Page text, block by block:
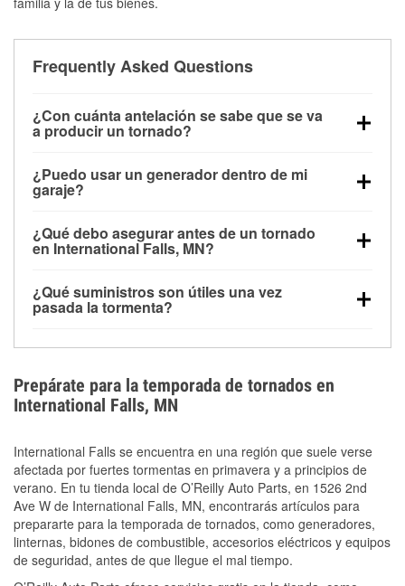
Frequently Asked Questions
¿Con cuánta antelación se sabe que se va
a producir un tornado?
forman sin apenas previo aviso. Las alertas pueden
emitirse minutos antes de que toquen tierra, por lo
¿Puedo usar un generador dentro de mi
garaje?
una distancia mínima de 20 pies de puertas y
ventanas, para evitar la acumulación de monóxido
¿Qué debo asegurar antes de un tornado
en International Falls, MN?
trampolines y cualquier objeto suelto del jardín
deben asegurarse o guardarse para reducir la
¿Qué suministros son útiles una vez
pasada la tormenta?
ayudan a reducir el riesgo de lesiones durante las
labores de limpiezas.
Prepárate para la temporada de tornados en
International Falls, MN
International Falls se encuentra en una región que suele verse
afectada por fuertes tormentas en primavera y a principios de
verano. En tu tienda local de O’Reilly Auto Parts, en 1526 2nd
Ave W de International Falls, MN, encontrarás artículos para
prepararte para la temporada de tornados, como generadores,
linternas, bidones de combustible, accesorios eléctricos y equipos
de seguridad, antes de que llegue el mal tiempo.